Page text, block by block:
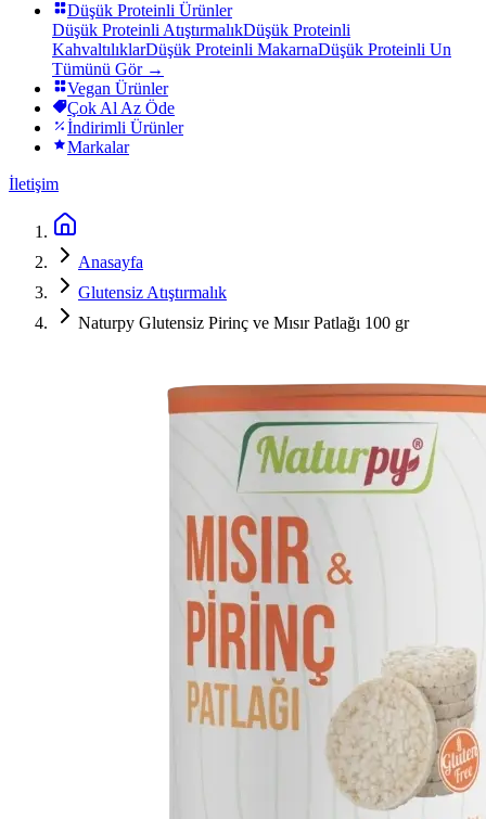
Düşük Proteinli Ürünler
Düşük Proteinli AtıştırmalıkDüşük Proteinli
KahvaltılıklarDüşük Proteinli MakarnaDüşük Proteinli Un
Tümünü Gör →
Vegan Ürünler
Çok Al Az Öde
İndirimli Ürünler
Markalar
İletişim
Anasayfa
Glutensiz Atıştırmalık
Naturpy Glutensiz Pirinç ve Mısır Patlağı 100 gr